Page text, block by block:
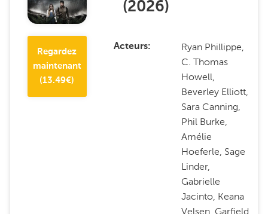
Regardez
maintenant
(13.49€)
(2026)
Acteurs
Ryan Phillippe,
C. Thomas
Howell,
Beverley Elliott,
Sara Canning,
Phil Burke,
Amélie
Hoeferle, Sage
Linder,
Gabrielle
Jacinto, Keana
Velsen, Garfield